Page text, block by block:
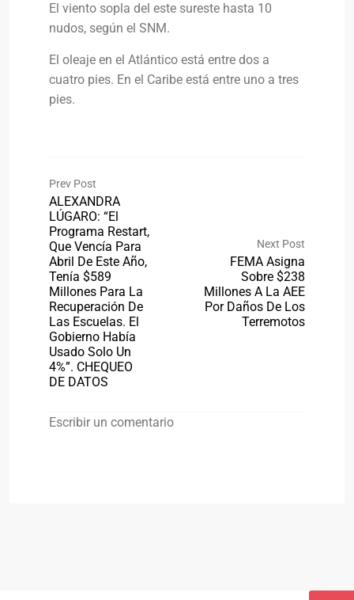
El viento sopla del este sureste hasta 10
nudos, según el SNM.
El oleaje en el Atlántico está entre dos a
cuatro pies. En el Caribe está entre uno a tres
pies.
Prev Post
ALEXANDRA
LÚGARO: “El
Programa Restart,
Que Vencía Para
Abril De Este Año,
Tenía $589
Millones Para La
Recuperación De
Las Escuelas. El
Gobierno Había
Usado Solo Un
4%”. CHEQUEO
DE DATOS
Next Post
FEMA Asigna
Sobre $238
Millones A La AEE
Por Daños De Los
Terremotos
Escribir un comentario